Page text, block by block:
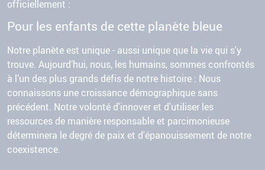
officiellement :
Pour les enfants de cette planète bleue
Notre planète est unique - aussi unique que la vie qui s'y
trouve. Aujourd’hui, nous, les humains, sommes confrontés
à l’un des plus grands défis de notre histoire : Nous
connaissons une croissance démographique sans
précédent. Notre volonté d'innover et d'utiliser les
ressources de manière responsable et parcimonieuse
déterminera le degré de paix et d'épanouissement de notre
coexistence.